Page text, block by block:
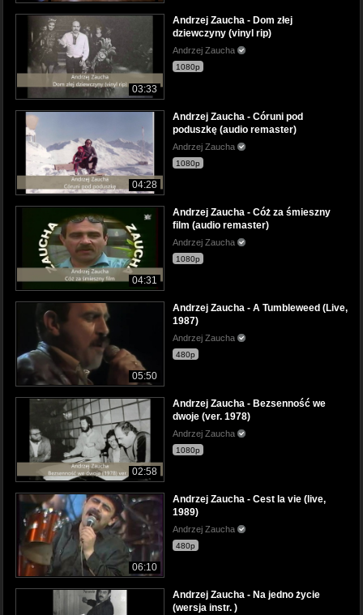
03:33
Andrzej Zaucha - Dom złej
dziewczyny (vinyl rip)
Andrzej Zaucha
1080p
04:28
Andrzej Zaucha - Córuni pod
poduszkę (audio remaster)
Andrzej Zaucha
1080p
04:31
Andrzej Zaucha - Cóż za śmieszny
film (audio remaster)
Andrzej Zaucha
1080p
05:50
Andrzej Zaucha - A Tumbleweed (Live,
1987)
Andrzej Zaucha
480p
02:58
Andrzej Zaucha - Bezsenność we
dwoje (ver. 1978)
Andrzej Zaucha
1080p
06:10
Andrzej Zaucha - Cest la vie (live,
1989)
Andrzej Zaucha
480p
Andrzej Zaucha - Na jedno życie
(wersja instr. )